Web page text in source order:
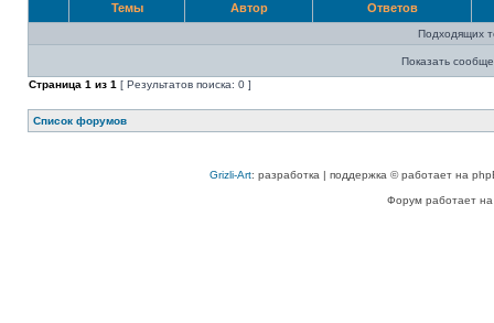
Темы Автор Ответов
Подходящих
Показать
Страница 1 из 1 [ Результатов поиска: 0 ]
Список форумов
Grizli-Art: разработка | поддержка © работает на
Форум работает